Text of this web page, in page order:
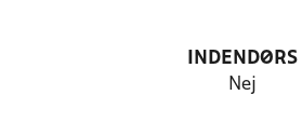
INDENDØRS
Nej